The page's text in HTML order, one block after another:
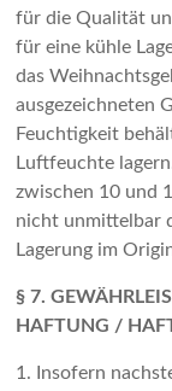
für die Qualität
für eine kühle
das
ausgezeichneten
Feuchtigkeit
Luftfeuchte
zwischen 10 und
nicht unmittelbar
Lagerung im
§ 7.
HAFTUNG /
1. Insofern